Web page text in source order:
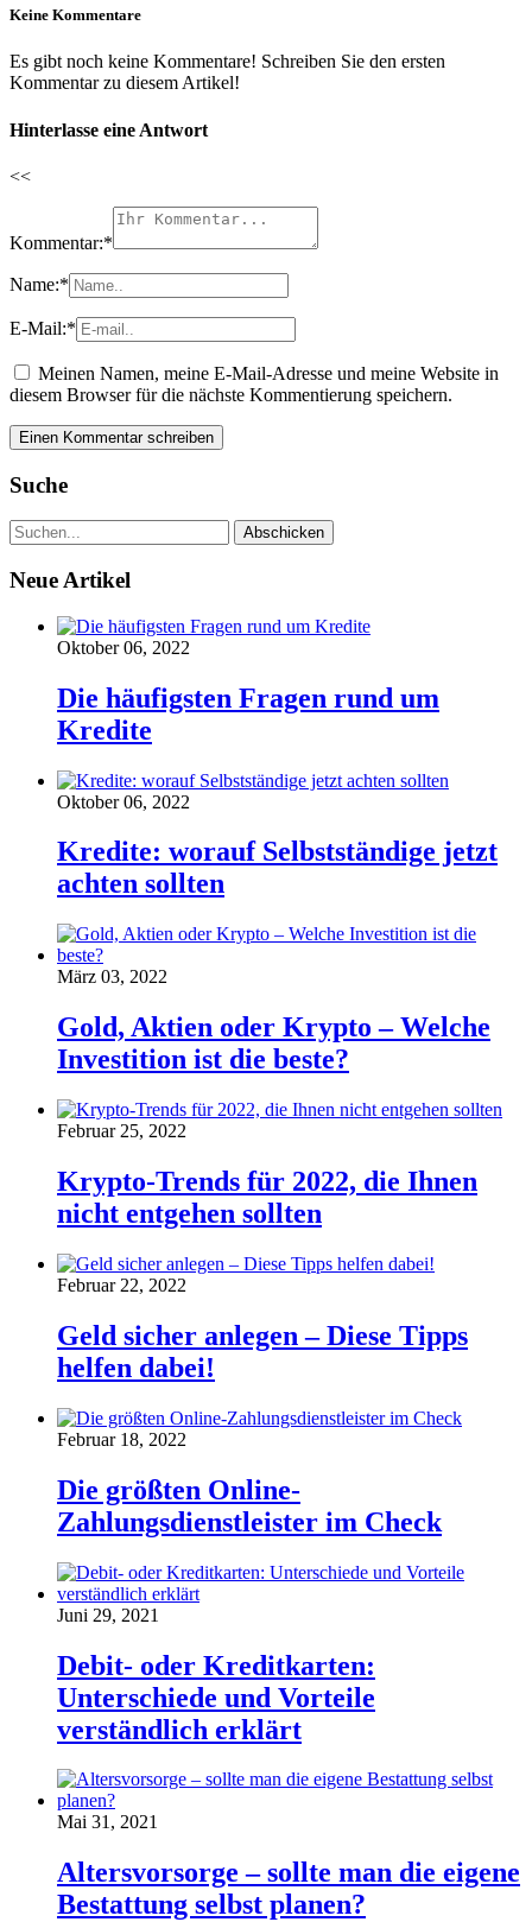
Keine Kommentare
Es gibt noch keine Kommentare! Schreiben Sie den ersten
Kommentar zu diesem Artikel!
Hinterlasse eine Antwort
<<
Kommentar:*
Name:*
E-Mail:*
Meinen Namen, meine E-Mail-Adresse und meine Website in
diesem Browser für die nächste Kommentierung speichern.
Suche
Neue Artikel
Oktober 06, 2022
Die häufigsten Fragen rund um
Kredite
Oktober 06, 2022
Kredite: worauf Selbstständige jetzt
achten sollten
März 03, 2022
Gold, Aktien oder Krypto – Welche
Investition ist die beste?
Februar 25, 2022
Krypto-Trends für 2022, die Ihnen
nicht entgehen sollten
Februar 22, 2022
Geld sicher anlegen – Diese Tipps
helfen dabei!
Februar 18, 2022
Die größten Online-
Zahlungsdienstleister im Check
Juni 29, 2021
Debit- oder Kreditkarten:
Unterschiede und Vorteile
verständlich erklärt
Mai 31, 2021
Altersvorsorge – sollte man die eigene
Bestattung selbst planen?